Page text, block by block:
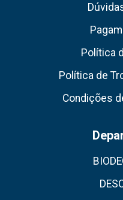
Política
Política de
Condições